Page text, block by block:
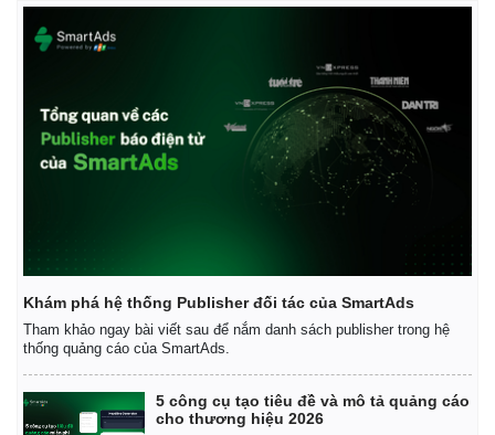
Tư vấn luật
Khám phá hệ thống Publisher đối tác của SmartAds
Tham khảo ngay bài viết sau để nắm danh sách publisher trong hệ
thống quảng cáo của SmartAds.
5 công cụ tạo tiêu đề và mô tả quảng cáo
cho thương hiệu 2026